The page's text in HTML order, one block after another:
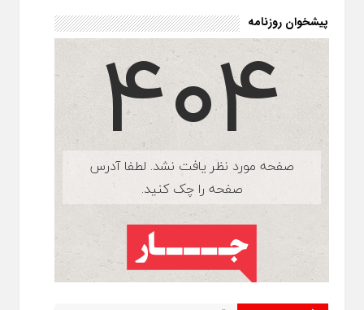
پیشخوان روزنامه